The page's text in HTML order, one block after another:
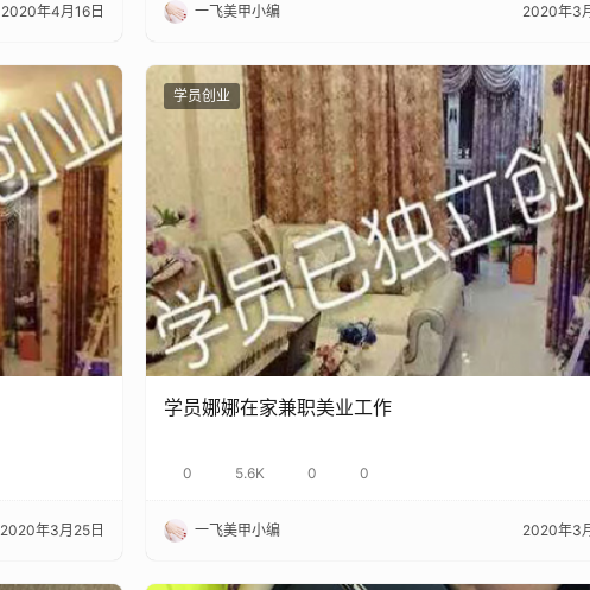
2020年4月16日 一飞美甲小编 2020年3
2020年3月25日
学员创业
学员娜娜在家兼职美业工作
0 5.6K 0 0
一飞美甲小编 2020年3